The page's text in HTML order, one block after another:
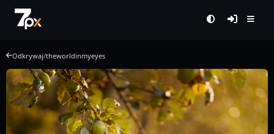
Odkrywaj/theworldinmyeyes